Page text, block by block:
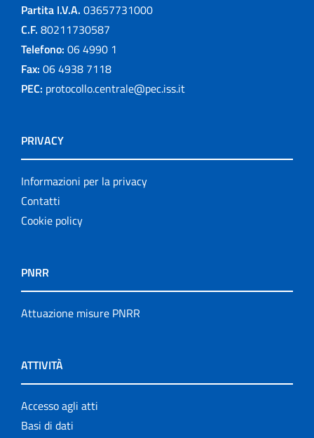
Partita I.V.A. 03657731000
C.F. 80211730587
Telefono: 06 4990 1
Fax: 06 4938 7118
PEC: protocollo.centrale@pec.iss.it
PRIVACY
Informazioni per la privacy
Contatti
Cookie policy
PNRR
Attuazione misure PNRR
ATTIVITÀ
Accesso agli atti
Basi di dati